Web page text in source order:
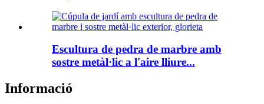
Escultura de pedra de marbre amb
sostre metàl·lic a l'aire lliure...
Informació